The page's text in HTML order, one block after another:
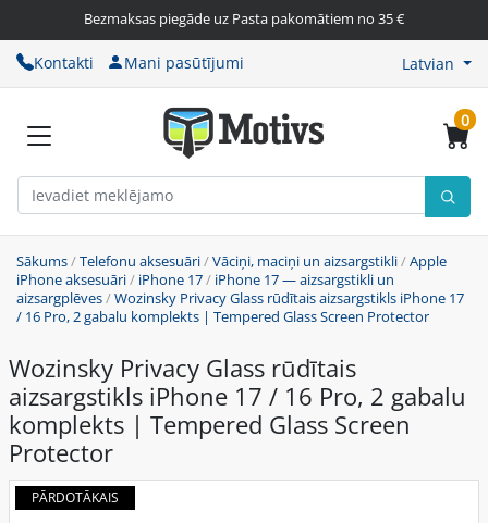
Bezmaksas piegāde uz Pasta pakomātiem no 35 €
Kontakti Mani pasūtījumi Latvian
0
Sākums/Telefonu aksesuāri/Vāciņi, maciņi un aizsargstikli/Apple
iPhone aksesuāri/ iPhone 17/ iPhone 17 — aizsargstikli un
aizsargplēves/Wozinsky Privacy Glass rūdītais aizsargstikls iPhone 17
/ 16 Pro, 2 gabalu komplekts | Tempered Glass Screen Protector
Wozinsky Privacy Glass rūdītais
aizsargstikls iPhone 17 / 16 Pro, 2 gabalu
komplekts | Tempered Glass Screen
Protector
PĀRDOTĀKAIS